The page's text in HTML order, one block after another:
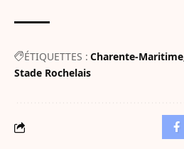
ÉTIQUETTES : Charente-Maritime
Stade Rochelais